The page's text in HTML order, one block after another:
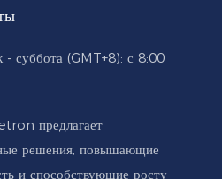
- суббота (GMT+8): с 8:00
предлагает
решения, повышающие
и способствующие росту